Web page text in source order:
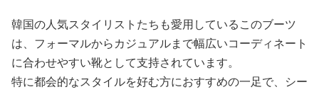
韓国の人気スタイリストたちも愛用しているこのブーツ
は、フォーマルからカジュアルまで幅広いコーディネート
に合わせやすい靴として支持されています。
特に都会的なスタイルを好む方におすすめの一足で、シー